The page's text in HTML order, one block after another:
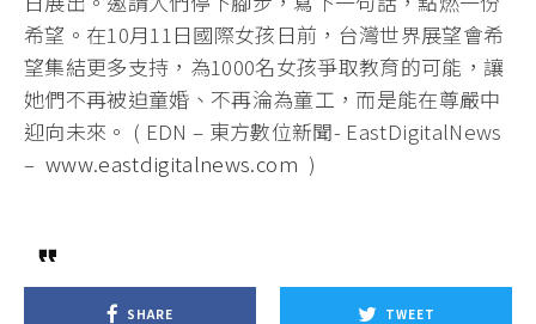
希望。在10月11日國際女孩日前，台灣世界展望會希
望集結更多支持，為1000名女孩爭取教育的可能，讓
她們不再被迫童婚、不再淪為童工，而是能在尊嚴中
迎向未來。 ( EDN – 東方數位新聞- EastDigitalNews
–www.eastdigitalnews.com )
SHARE TWEET